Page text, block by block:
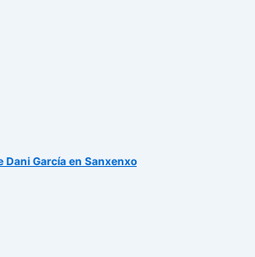
Dani García en Sanxenxo